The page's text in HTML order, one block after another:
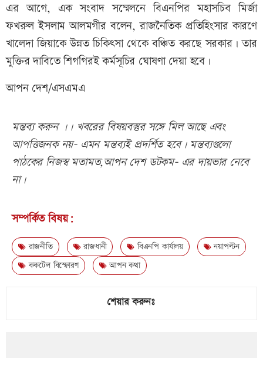
এর আগে, এক সংবাদ সম্মেলনে বিএনপির মহাসচিব মির্জা
ফখরুল ইসলাম আলমগীর বলেন, রাজনৈতিক প্রতিহিংসার কারণে
খালেদা জিয়াকে উন্নত চিকিৎসা থেকে বঞ্চিত করছে সরকার। তার
মুক্তির দাবিতে শিগগিরই কর্মসূচির ঘোষণা দেয়া হবে।
আপন দেশ/এসএমএ
মন্তব্য করুন ।। খবরের বিষয়বস্তুর সঙ্গে মিল আছে এবং
আপত্তিজনক নয়- এমন মন্তব্যই প্রদর্শিত হবে। মন্তব্যগুলো
পাঠকের নিজস্ব মতামত,আপন দেশ ডটকম- এর দায়ভার নেবে
না।
সম্পর্কিত বিষয়:
রাজনীতি রাজধানী বিএনপি কার্যালয়
নয়াপল্টন
ককটেল বিস্ফোরণ
আপন কথা
শেয়ার করুনঃ